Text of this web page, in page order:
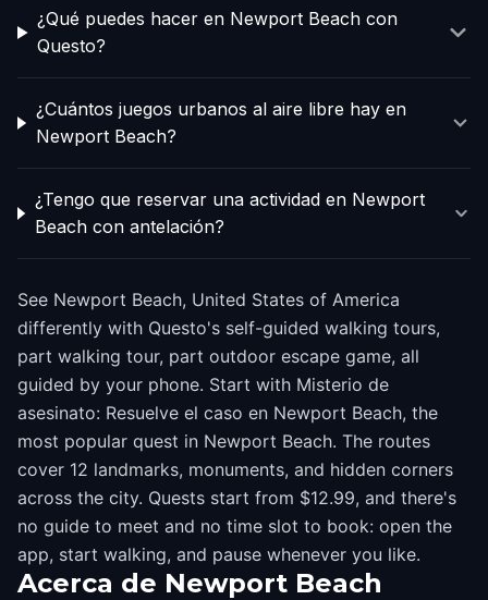
¿Qué puedes hacer en Newport Beach con
Questo?
¿Cuántos juegos urbanos al aire libre hay en
Newport Beach?
¿Tengo que reservar una actividad en Newport
Beach con antelación?
See Newport Beach, United States of America
differently with Questo's self-guided walking tours,
part walking tour, part outdoor escape game, all
guided by your phone. Start with Misterio de
asesinato: Resuelve el caso en Newport Beach, the
most popular quest in Newport Beach. The routes
cover 12 landmarks, monuments, and hidden corners
across the city. Quests start from $12.99, and there's
no guide to meet and no time slot to book: open the
app, start walking, and pause whenever you like.
Acerca de Newport Beach